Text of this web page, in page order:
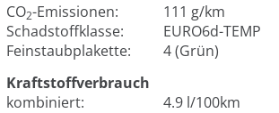
CO2-Emissionen:
111 g/km
Schadstoffklasse:
EURO6d-TEMP
Feinstaubplakette:
4 (Grün)
Kraftstoffverbrauch
kombiniert:
4.9 l/100km